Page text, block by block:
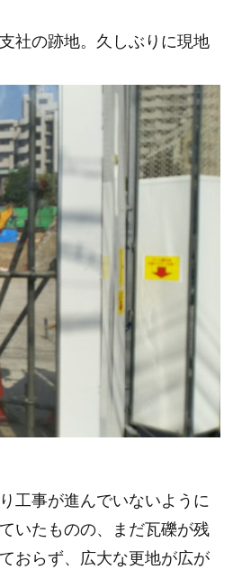
社の跡地。久しぶりに現地
工事が進んでいないように
いたものの、まだ瓦礫が残
おらず、広大な更地が広が